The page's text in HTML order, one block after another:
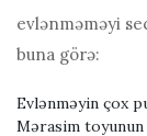
evlənməməyi
buna görə:
Evlənməyin çox
Mərasim